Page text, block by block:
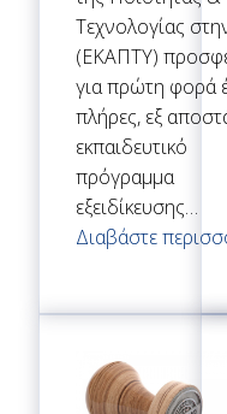
Τεχνολογίας
(ΕΚΑΠΤΥ)
για πρώτη φορά
πλήρες, εξ
εκπαιδευτικό
πρόγραμμα
εξειδίκευσης…
Διαβάστε